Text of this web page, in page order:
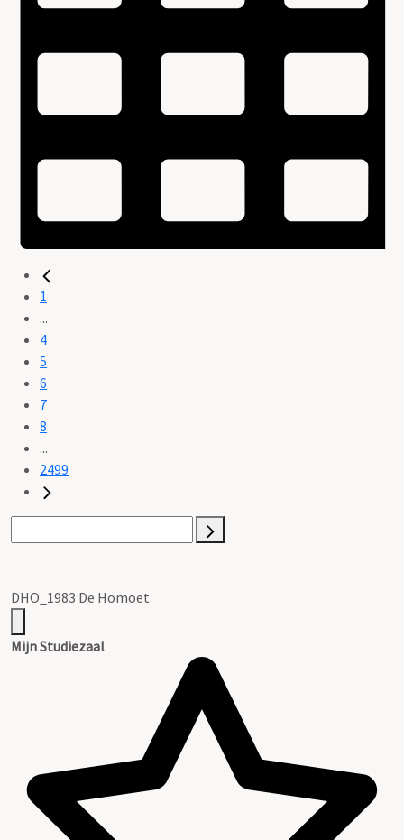
1
...
4
5
6
7
8
...
2499
DHO_1983 De Homoet
Mijn Studiezaal